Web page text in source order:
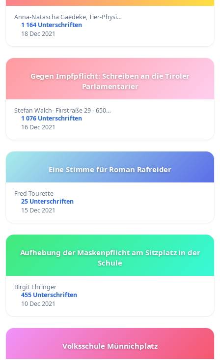
Anna-Natascha Gaedeke, Tier-Physi…
1 164 Unterschriften
18 Dec 2021
Gegen Impfpflicht: Schreiben an die Tiroler
Parlamentarier
Stefan Walch- Flirstraße 29 - 650…
1 076 Unterschriften
16 Dec 2021
Eine Stimme für Roman Rafreider
Fred Tourette
25 Unterschriften
15 Dec 2021
Aufhebung der Maskenpflicht am Sitzplatz in der
Schule
Birgit Ehringer
455 Unterschriften
10 Dec 2021
Volksschule Münnichplatz